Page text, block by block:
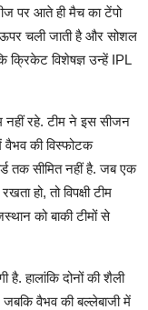
पर आते ही मैच का टेंपो
चली जाती है और सोशल
क्रिकेट विशेषज्ञ उन्हें IPL
नहीं रहे. टीम ने इस सीजन
की विस्फोटक
तक सीमित नहीं है. जब एक
हो, तो विपक्षी टीम
को बाकी टीमों से
हालांकि दोनों की शैली
वैभव की बल्लेबाजी में